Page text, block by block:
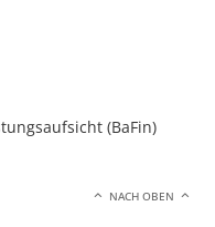
(BaFin)
NACH OBEN